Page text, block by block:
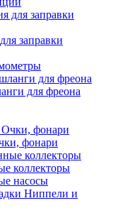
заправки
для фреона
фонари
коллекторы
насосы
Ниппели и